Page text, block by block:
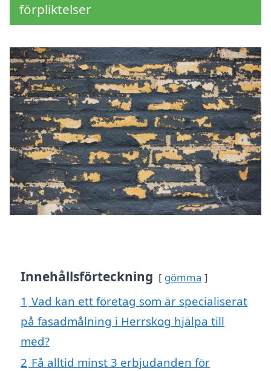
förpliktelser
Innehållsförteckning gömma
1 Vad kan ett företag som är specialiserat
på fasadmålning i Herrskog hjälpa till
med?
2 Få alltid minst 3 erbjudanden för